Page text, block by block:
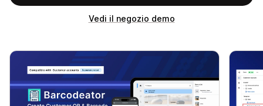
Vedi il negozio demo